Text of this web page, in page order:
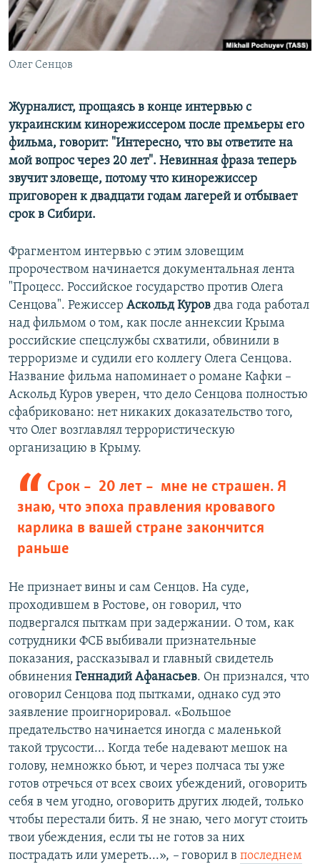
ПОБЕДИТЕЛЕЙ НЕ СУДЯТ?
КРЫМ.НЕПОКОРЕННЫЙ
ELIFBE
ПРИСОЕДИНЯЙТЕСЬ!
Все сайты RFE/RL
Олег Сенцов
Журналист, прощаясь в конце интервью с
украинским кинорежиссером после премьеры его
фильма, говорит: "Интересно, что вы ответите на
мой вопрос через 20 лет". Невинная фраза теперь
звучит зловеще, потому что кинорежиссер
приговорен к двадцати годам лагерей и отбывает
срок в Сибири.
Фрагментом интервью с этим зловещим
пророчеством начинается документальная лента
"Процесс. Российское государство против Олега
Сенцова". Режиссер Аскольд Куров два года работал
над фильмом о том, как после аннексии Крыма
российские спецслужбы схватили, обвинили в
терроризме и судили его коллегу Олега Сенцова.
Название фильма напоминает о романе Кафки –
Аскольд Куров уверен, что дело Сенцова полностью
сфабриковано: нет никаких доказательство того,
что Олег возглавлял террористическую
организацию в Крыму.
Срок – ​ 20 лет – ​ мне не страшен. Я
знаю, что эпоха правления кровавого
карлика в вашей стране закончится
раньше
Не признает вины и сам Сенцов. На суде,
проходившем в Ростове, он говорил, что
подвергался пыткам при задержании. О том, как
сотрудники ФСБ выбивали признательные
показания, рассказывал и главный свидетель
обвинения Геннадий Афанасьев. Он признался, что
оговорил Сенцова под пытками, однако суд это
заявление проигнорировал. «Большое
предательство начинается иногда с маленькой
такой трусости... Когда тебе надевают мешок на
голову, немножко бьют, и через полчаса ты уже
готов отречься от всех своих убеждений, оговорить
себя в чем угодно, оговорить других людей, только
чтобы перестали бить. Я не знаю, чего могут стоить
твои убеждения, если ты не готов за них
пострадать или умереть...», – говорил в последнем